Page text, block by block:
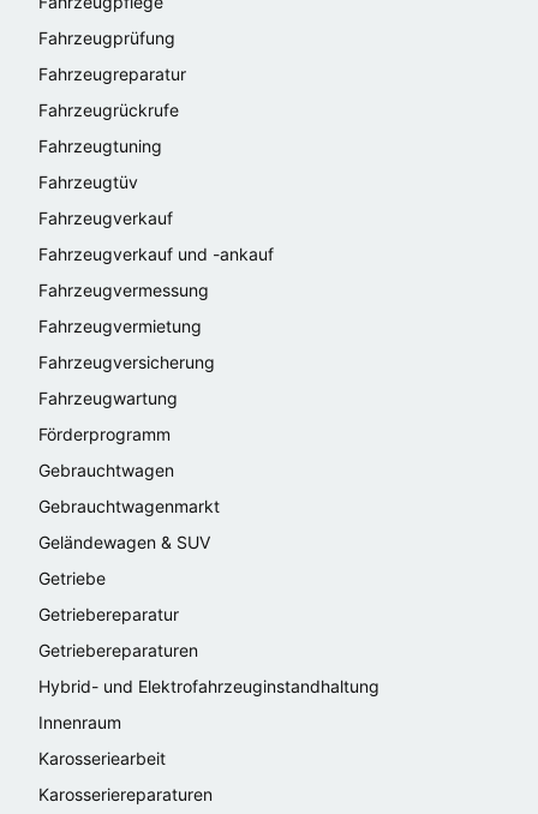
Fahrzeugprüfung
Fahrzeugreparatur
Fahrzeugrückrufe
Fahrzeugtuning
Fahrzeugtüv
Fahrzeugverkauf
Fahrzeugverkauf und -ankauf
Fahrzeugvermessung
Fahrzeugvermietung
Fahrzeugversicherung
Fahrzeugwartung
Förderprogramm
Gebrauchtwagen
Gebrauchtwagenmarkt
Geländewagen & SUV
Getriebe
Getriebereparatur
Getriebereparaturen
Hybrid- und Elektrofahrzeuginstandhaltung
Innenraum
Karosseriearbeit
Karosseriereparaturen